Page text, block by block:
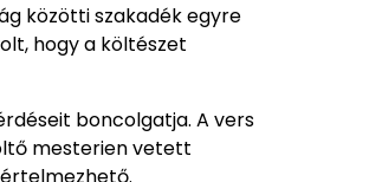
közötti szakadék egyre
hogy a költészet
boncolgatja. A vers
mesterien vetett